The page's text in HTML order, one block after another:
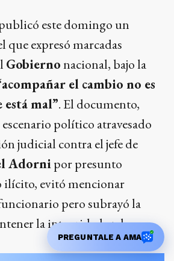
este domingo un
que expresó marcadas
Gobiernonacional, bajo la
el cambio no es
mal”. El documento,
político atravesado
judicial contra el jefe de
Adornipor presunto
evitó mencionar
pero subrayó la
la integridad en la
PREGUNTALE A AMA